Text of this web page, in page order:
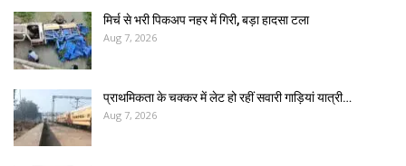
मिर्च से भरी पिकअप नहर में गिरी, बड़ा हादसा टला
Aug 7, 2026
प्राथमिकता के चक्कर में लेट हो रहीं सवारी गाड़ियां यात्री…
Aug 7, 2026